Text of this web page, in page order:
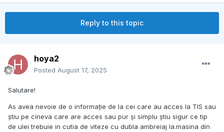
Reply to this topic
hoya2
Posted August 17, 2025
Salutare!
As avea nevoie de o informație de la cei care au acces la TIS sau
știu pe cineva care are acces sau pur și simplu știu sigur ce tip
de ulei trebuie in cutia de viteze cu dubla ambreiaj la.masina din